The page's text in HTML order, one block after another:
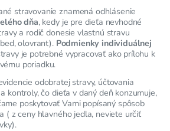
stravovanie znamená odhlásenie
dňa, kedy je pre dieťa nevhodné
a rodič donesie vlastnú stravu
olovrant).Podmienky individuálnej
je potrebné vypracovať ako prílohu k
poriadku.
odobratej stravy, účtovania
kontroly, čo dieťa v daný deň konzumuje,
poskytovať Vami popísaný spôsob
( z ceny hlavného jedla, neviete určiť